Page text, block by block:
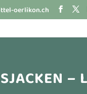
oerlikon.ch